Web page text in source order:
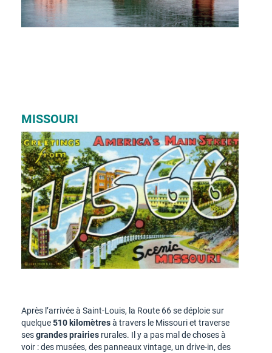
MISSOURI
Après l’arrivée à Saint-Louis, la Route 66 se déploie sur
quelque510 kilomètresà travers le Missouri et traverse
sesgrandes prairies rurales. Il y a pas mal de choses à
voir : des musées, des panneaux vintage, un drive-in, des